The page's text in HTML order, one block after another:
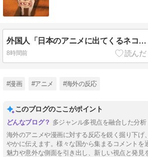
外国人「日本のアニメに出てくるネコｗｗｗ」（海外の反応）
8時間前
#漫画 #アニメ #海外の反応
このブログのここがポイント
多ジャンル多視点を融合した分析
海外のアニメや漫画に対する反応を鋭く掘り下げ
やかに伝えます。様々な国から集まるコメントを
魅力や意外な側面を引き出し、新しい視点と発見